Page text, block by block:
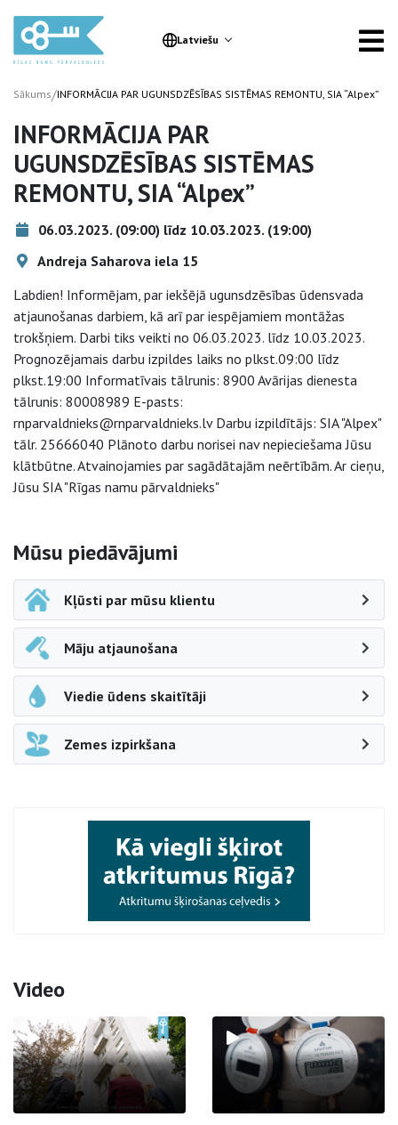
Latviešu
Sākums/INFORMĀCIJA PAR UGUNSDZĒSĪBAS SISTĒMAS REMONTU, SIA “Alpex”
INFORMĀCIJA PAR
UGUNSDZĒSĪBAS SISTĒMAS
REMONTU, SIA “Alpex”
06.03.2023. (09:00) līdz 10.03.2023. (19:00)
Andreja Saharova iela 15
Labdien! Informējam, par iekšējā ugunsdzēsības ūdensvada
atjaunošanas darbiem, kā arī par iespējamiem montāžas
trokšņiem. Darbi tiks veikti no 06.03.2023. līdz 10.03.2023.
Prognozējamais darbu izpildes laiks no plkst.09:00 līdz
plkst.19:00 Informatīvais tālrunis: 8900 Avārijas dienesta
tālrunis: 80008989 E-pasts:
rnparvaldnieks@rnparvaldnieks.lv Darbu izpildītājs: SIA "Alpex"
tālr. 25666040 Plānoto darbu norisei nav nepieciešama Jūsu
klātbūtne. Atvainojamies par sagādātajām neērtībām. Ar cieņu,
Jūsu SIA "Rīgas namu pārvaldnieks"
Sāna navigācija
Mūsu piedāvājumi
Kļūsti par mūsu klientu
Māju atjaunošana
Viedie ūdens skaitītāji
Zemes izpirkšana
Video